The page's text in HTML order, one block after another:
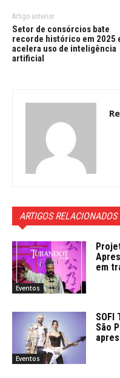
Artigo anterior
Setor de consórcios bate
recorde histórico em 2025
acelera uso de inteligência
artificial
ARTIGOS RELACIONADOS
Eventos
em
Eventos
SOFI
São